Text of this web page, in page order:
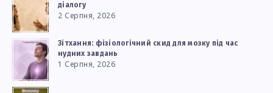
діалогу
2 Серпня, 2026
Зітхання: фізіологічний скид для мозку під час
нудних завдань
1 Серпня, 2026